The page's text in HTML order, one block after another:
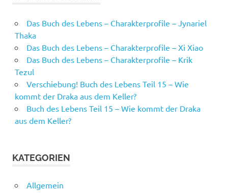
Das Buch des Lebens – Charakterprofile – Jynariel
Thaka
Das Buch des Lebens – Charakterprofile – Xi Xiao
Das Buch des Lebens – Charakterprofile – Krik
Tezul
Verschiebung! Buch des Lebens Teil 15 – Wie
kommt der Draka aus dem Keller?
Buch des Lebens Teil 15 – Wie kommt der Draka
aus dem Keller?
KATEGORIEN
Allgemein